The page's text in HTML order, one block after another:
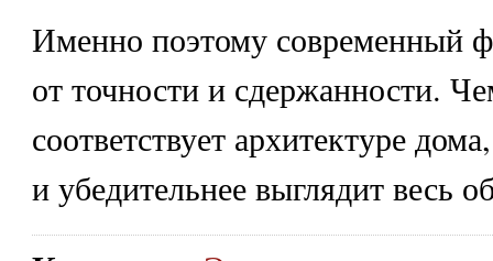
Именно поэтому современный
от точности и сдержанности.
соответствует архитектуре
и убедительнее выглядит весь